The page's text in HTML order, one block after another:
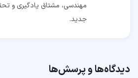
مهندسی، مشتاق یادگیری و
جدید.
دیدگاه‌ها و پرسش‌ها